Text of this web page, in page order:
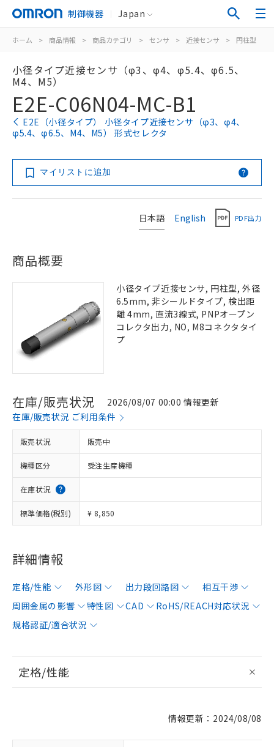
制御機器 Japan
ホーム > 商品情報 > 商品カテゴリ > センサ > 近接センサ > 円柱型
小径タイプ近接センサ（φ3、φ4、φ5.4、φ6.5、
M4、M5）
E2E-C06N04-MC-B1
E2E（小径タイプ） 小径タイプ近接センサ（φ3、φ4、
φ5.4、φ6.5、M4、M5） 形式セレクタ
マイリストに追加
日本語 English PDF出力
商品概要
小径タイプ近接センサ, 円柱型, 外径
6.5mm, 非シールドタイプ, 検出距
離 4mm, 直流3線式, PNPオープン
コレクタ出力, NO, M8コネクタタイ
プ
在庫/販売状況
2026/08/07 00:00 情報更新
在庫/販売状況 ご利用条件
販売状況 販売中
機種区分 受注生産機種
在庫状況
標準価格(税別) ¥ 8,850
詳細情報
定格/性能 外形図 出力段回路図
相互干渉
周囲金属の影響
特性図 CAD
RoHS/REACH対応状況
規格認証/適合状況
定格/性能
情報更新：2024/08/08